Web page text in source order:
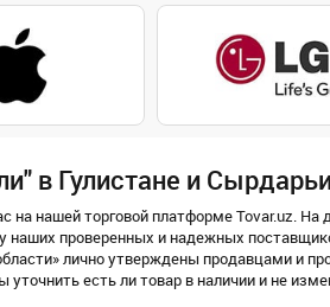
в Гулистане и
на нашей торговой платформе Tovar.uz.
наших проверенных и надежных
лично утверждены продавцами и
уточнить есть ли товар в наличии и не